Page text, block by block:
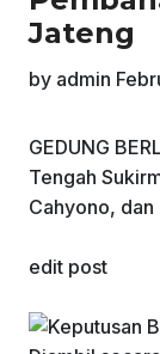
Jateng
by admin
GEDUNG
Tengah
Cahyono,
edit post